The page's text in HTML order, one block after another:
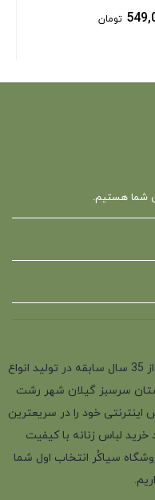
تومان
فروشگاه سیاکُر فروش لباس زنانه با بیش از 35 سال سابقه در تولید انواع
سرسبز گیلان شهر رشت
خود را در سریعترین
لباس زنانه با کیفیت
سیاکُر انتخاب اول شما